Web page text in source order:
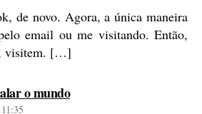
de novo. Agora, a única maneira
email ou me visitando. Então,
visitem. […]
o mundodiz: